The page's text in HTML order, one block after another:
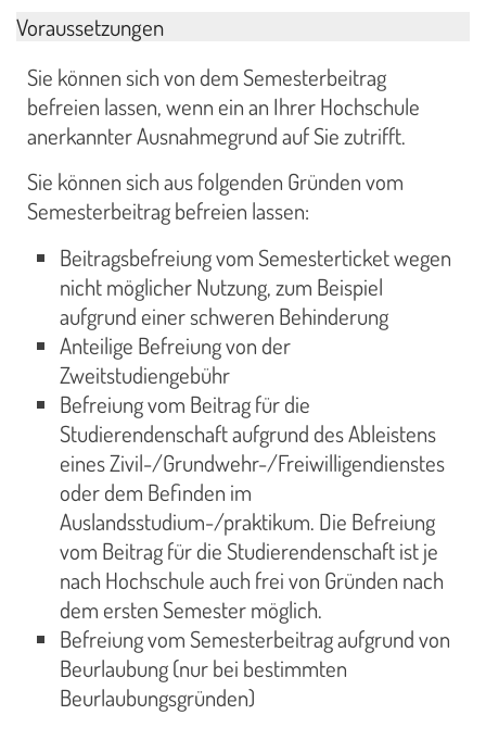
Voraussetzungen
Sie können sich von dem Semesterbeitrag
befreien lassen, wenn ein an Ihrer Hochschule
anerkannter Ausnahmegrund auf Sie zutrifft.
Sie können sich aus folgenden Gründen vom
Semesterbeitrag befreien lassen:
Beitragsbefreiung vom Semesterticket wegen
nicht möglicher Nutzung, zum Beispiel
aufgrund einer schweren Behinderung
Anteilige Befreiung von der
Zweitstudiengebühr
Befreiung vom Beitrag für die
Studierendenschaft aufgrund des Ableistens
eines Zivil-/Grundwehr-/Freiwilligendienstes
oder dem Befinden im
Auslandsstudium-/praktikum. Die Befreiung
vom Beitrag für die Studierendenschaft ist je
nach Hochschule auch frei von Gründen nach
dem ersten Semester möglich.
Befreiung vom Semesterbeitrag aufgrund von
Beurlaubung (nur bei bestimmten
Beurlaubungsgründen)